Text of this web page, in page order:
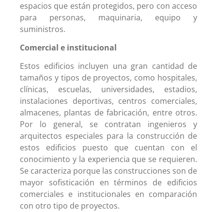
espacios que están protegidos, pero con acceso
para personas, maquinaria, equipo y
suministros.
Comercial e institucional
Estos edificios incluyen una gran cantidad de
tamaños y tipos de proyectos, como hospitales,
clínicas, escuelas, universidades, estadios,
instalaciones deportivas, centros comerciales,
almacenes, plantas de fabricación, entre otros.
Por lo general, se contratan ingenieros y
arquitectos especiales para la construcción de
estos edificios puesto que cuentan con el
conocimiento y la experiencia que se requieren.
Se caracteriza porque las construcciones son de
mayor sofisticación en términos de edificios
comerciales e institucionales en comparación
con otro tipo de proyectos.